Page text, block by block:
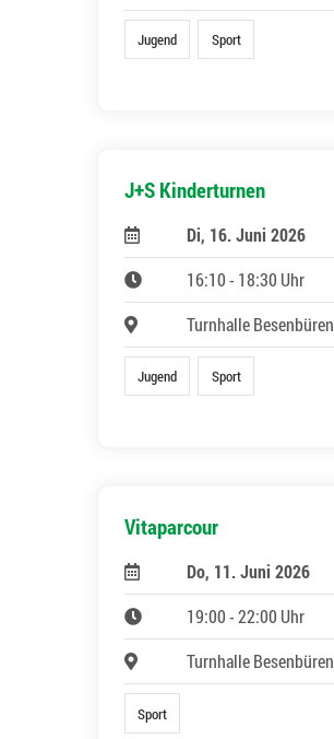
Jugend Sport
J+S Kinderturnen
Di, 16. Juni 2026
16:10 - 18:30 Uhr
Turnhalle Besenbüren
Jugend Sport
Vitaparcour
Do, 11. Juni 2026
19:00 - 22:00 Uhr
Turnhalle Besenbüren
Sport